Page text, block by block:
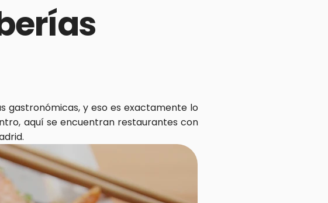
gastronómicas, y eso es exactamente lo
aquí se encuentran restaurantes con